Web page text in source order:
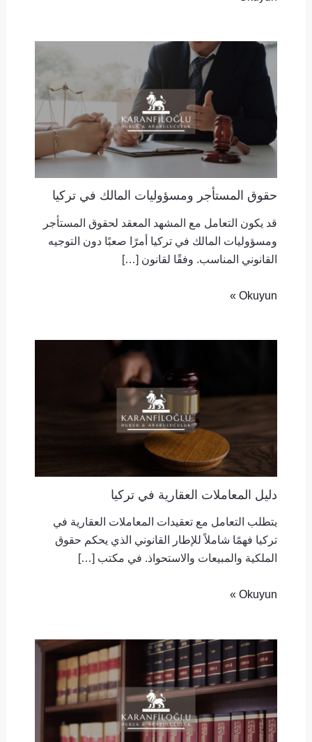
حقوق المستأجر ومسؤوليات المالك في تركيا
قد يكون التعامل مع المشهد المعقد لحقوق المستأجر
ومسؤوليات المالك في تركيا أمرًا صعبًا دون التوجيه
القانوني المناسب. وفقًا لقانون […]
Okuyun »
دليل المعاملات العقارية في تركيا
يتطلب التعامل مع تعقيدات المعاملات العقارية في
تركيا فهمًا شاملاً للإطار القانوني الذي يحكم حقوق
الملكية والمبيعات والاستحواذ. في مكتب […]
Okuyun »